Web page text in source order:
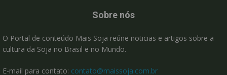
Sobre nós
O Portal de conteúdo Mais Soja reúne noticias e artigos sobre a
cultura da Soja no Brasil e no Mundo.
E-mail para contato: contato@maissoja.com.br